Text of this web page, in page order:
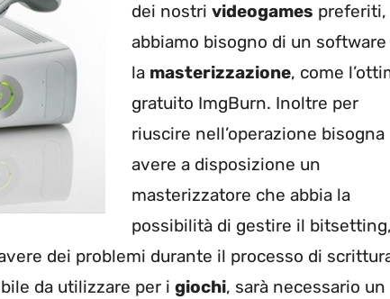
dei nostri videogames preferiti,
abbiamo bisogno di un software
la masterizzazione, come
gratuito ImgBurn. Inoltre per
riuscire nell’operazione bisogna
avere a disposizione un
masterizzatore che abbia la
possibilità di gestire il bitsetting,
dei problemi durante il processo di
da utilizzare per i giochi, sarà necessario un